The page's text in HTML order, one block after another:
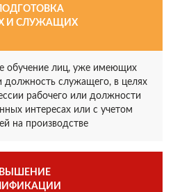
И СЛУЖАЩИХ
обучение лиц, уже имеющих
должность служащего, в целях
рабочего или должности
интересах или с учетом
на производстве